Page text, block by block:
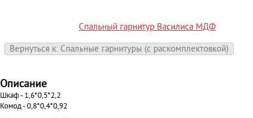
Спальный гарнитур Василиса МДФ
Вернуться к: Спальные гарнитуры (c раскомплектовкой)
Описание
Шкаф - 1,6*0,5*2,2
Комод - 0,8*0,4*0,92